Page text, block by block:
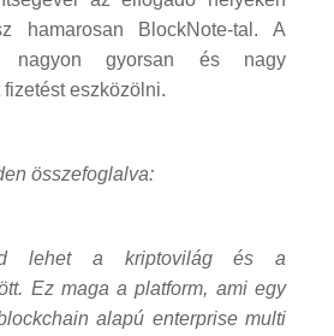
hamarosan BlockNote-tal. A
nagyon gyorsan és nagy
eszközölni.
összefoglalva:
lehet a kriptovilág és a
Ez maga a platform, ami egy
alapú enterprise multi